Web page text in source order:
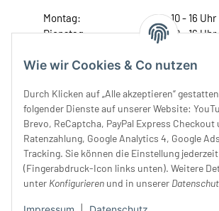
Wie wir Cookies & Co nutzen
Durch Klicken auf „Alle akzeptieren“
folgender Dienste auf unserer Website:
Brevo, ReCaptcha, PayPal Express Checkout
Ratenzahlung, Google Analytics 4, Google
Tracking. Sie können die Einstellung
(Fingerabdruck-Icon links unten). Weitere
unter Konfigurieren und in unserer
Montag:
10 - 16 Uhr
Dienstag:
10 - 16 Uhr
Donnerstag:
10 - 18 Uhr
Samstag:
10 - 14 Uhr
Unser Service
Rechtliches